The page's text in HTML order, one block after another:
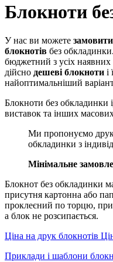
Блокноти
У нас ви можете
блокнотів без
бюджетний з усіх наявних
дійсно дешеві блокноти і
найоптимальніший
Блокноти без обкладинки
виставок та інших
Ми пропонуємо друк
обкладинки з
Мінімальне
Блокнот без обкладинки
присутня картонна або
проклеєний по торцю, при
а блок не розсипається.
Ціна на друк блокнотів
Приклади і шаблони